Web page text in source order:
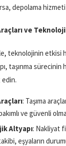
depolama
ve
teknolojinin
taşınma sürecinin
edin.
: Taşıma
ve güvenli
Altyapı: Nakliyat
eşyaların